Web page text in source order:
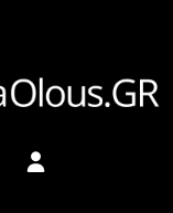
Αναζήτηση